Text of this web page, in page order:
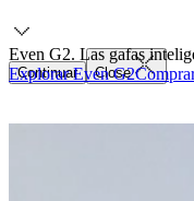
Continuar Close
Even G2. Las gafas
Explorar Even G2